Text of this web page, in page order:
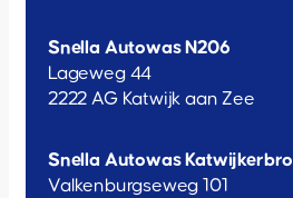
Snella Autowas N206
Lageweg 44
2222 AG Katwijk aan Zee
Snella Autowas
Valkenburgseweg 101